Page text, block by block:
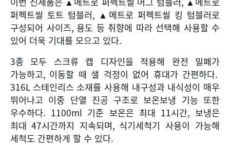
퍼펙트씰 토트 텀블러, ▲ 메트로 퍼펙트씰 킹 텀블러로
구성되어 사이즈, 용도 등 취향에 따라 선택해 사용할 수
있어 더욱 기대를 모으고 있다.
3종 모두 스크류 캡 디자인을 적용해 완전 밀폐가
가능하고, 이동할 때 샐 걱정이 없어 휴대가 간편하다.
316L 스테인리스 소재를 사용해 내구성과 내식성이 매우
뛰어나고 이중 단열 진공 구조로 보온보냉 기능 또한
우수하다. 1100ml 기준 보온은 최대 11시간, 보냉은
최대 47시간까지 지속되며, 식기세척기 사용이 가능해
세척도 간편하게 할 수 있다.